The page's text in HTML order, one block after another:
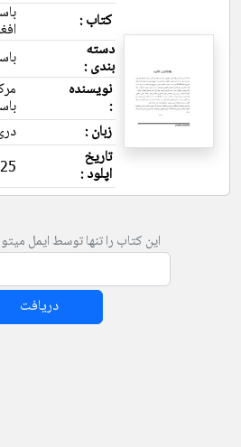
کتاب :
دسته
بندی :
نویسنده
:
زبان :
تاریخ
اپلود :
این کتاب را تنها توسط ایمل
دریافت